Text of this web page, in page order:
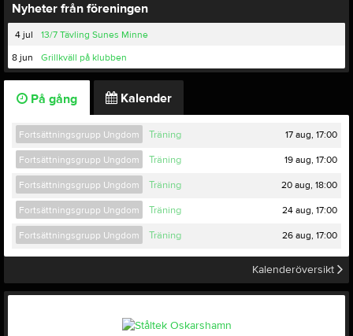
Nyheter från föreningen
4 jul
13/7 Tävling Sunes Minne
8 jun
Grillkväll på klubben
På gång Kalender
Fortsättningsgrupp Ungdom Träning 17 aug, 17:00
Fortsättningsgrupp Ungdom Träning 19 aug, 17:00
Fortsättningsgrupp Ungdom Träning 20 aug, 18:00
Fortsättningsgrupp Ungdom Träning 24 aug, 17:00
Fortsättningsgrupp Ungdom Träning 26 aug, 17:00
Kalenderöversikt